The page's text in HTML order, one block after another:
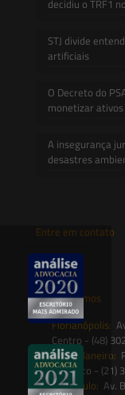
decidiu o TRF1
STJ divide
artificiais
O Decreto do
monetizar
A insegurança
desastres
Entre em contato
Onde estamos
Florianópolis:
Centro - (48)
Rio de Janeiro:
Botânico - (21)
São Paulo: Av.